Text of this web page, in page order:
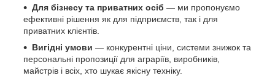
Для бізнесу та приватних осіб — ми пропонуємо
ефективні рішення як для підприємств, так і для
приватних клієнтів.
Вигідні умови — конкурентні ціни, системи знижок та
персональні пропозиції для аграріїв, виробників,
майстрів і всіх, хто шукає якісну техніку.